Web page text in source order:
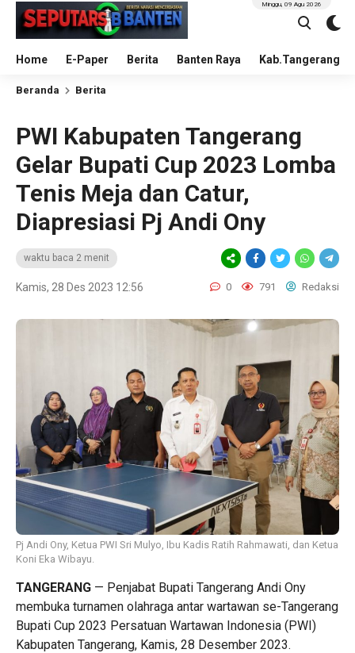
Home E-Paper Berita Banten Raya Kab.Tangerang
Minggu, 09 Agu 2026
Beranda Berita
PWI Kabupaten Tangerang
Gelar Bupati Cup 2023 Lomba
Tenis Meja dan Catur,
Diapresiasi Pj Andi Ony
waktu baca 2 menit
Kamis, 28 Des 2023 12:56 0 791 Redaksi
Pj Andi Ony, Ketua PWI Sri Mulyo, Ibu Kadis Ratih Rahmawati, dan Ketua
Koni Eka Wibayu.
TANGERANG — Penjabat Bupati Tangerang Andi Ony
membuka turnamen olahraga antar wartawan se-Tangerang
Bupati Cup 2023 Persatuan Wartawan Indonesia (PWI)
Kabupaten Tangerang, Kamis, 28 Desember 2023.